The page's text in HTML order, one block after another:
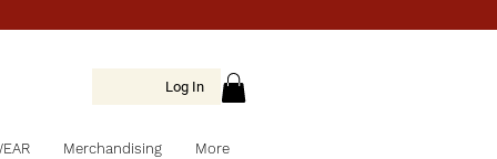
Log In
Merchandising More